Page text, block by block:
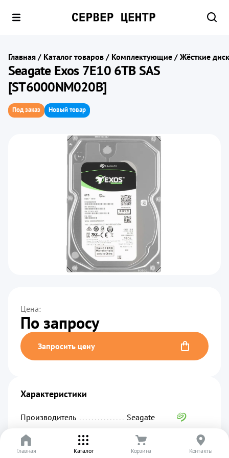
Главная / Каталог товаров / Комплектующие / Жёсткие
Seagate Exos 7E10 6TB SAS
[ST6000NM020B]
Под заказ Новый товар
Цена:
По запросу
Запросить цену
Характеристики
Производитель
Seagate
Код производителя
ST6000NM020B
Артикул
01701
Главная Каталог Корзина Контакты